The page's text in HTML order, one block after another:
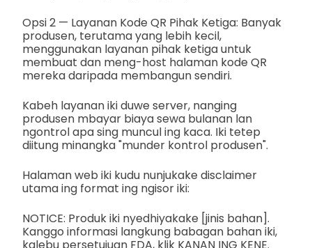
Opsi 2 — Layanan Kode QR Pihak Ketiga: Banyak
produsen, terutama yang lebih kecil,
menggunakan layanan pihak ketiga untuk
membuat dan meng-host halaman kode QR
mereka daripada membangun sendiri.
Kabeh layanan iki duwe server, nanging
produsen mbayar biaya sewa bulanan lan
ngontrol apa sing muncul ing kaca. Iki tetep
diitung minangka "munder kontrol produsen".
Halaman web iki kudu nunjukake disclaimer
utama ing format ing ngisor iki:
NOTICE: Produk iki nyedhiyakake [jinis bahan].
Kanggo informasi langkung babagan bahan iki,